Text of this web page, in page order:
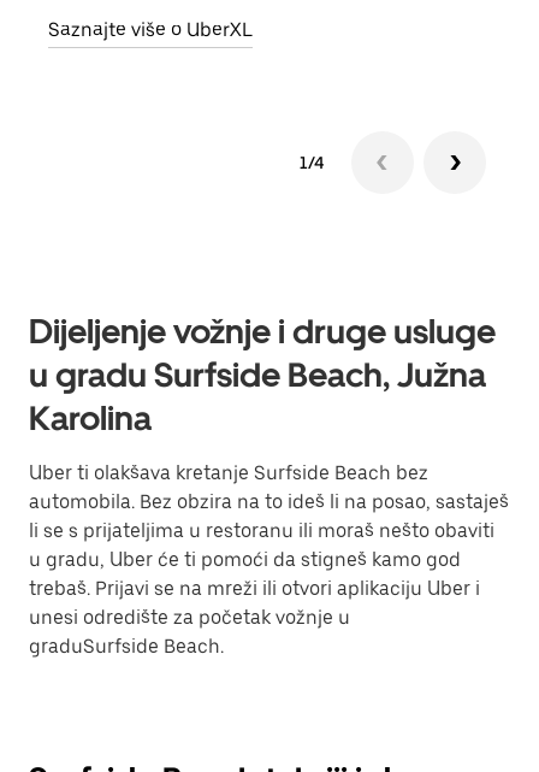
Saznajte više o UberXL
1/4
Dijeljenje vožnje i druge usluge
u gradu Surfside Beach, Južna
Karolina
Uber ti olakšava kretanje Surfside Beach bez
automobila. Bez obzira na to ideš li na posao, sastaješ
li se s prijateljima u restoranu ili moraš nešto obaviti
u gradu, Uber će ti pomoći da stigneš kamo god
trebaš. Prijavi se na mreži ili otvori aplikaciju Uber i
unesi odredište za početak vožnje u
graduSurfside Beach.